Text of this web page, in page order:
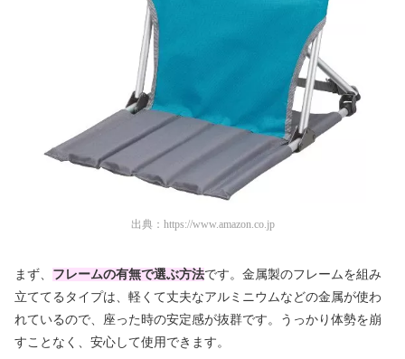
出典： https://www.amazon.co.jp
まず、 フレームの有無で選ぶ方法です。金属製のフレームを組み
立ててるタイプは、軽くて丈夫なアルミニウムなどの金属が使わ
れているので、 座った時の安定感が抜群です。うっかり体勢を崩
すことなく、安心して使用できます。